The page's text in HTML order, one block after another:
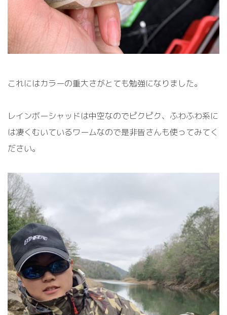
これにはカラーの重大さがとても勉強になりました。
レインボーシャッドは中空なのでピクピク、ふわふわ系に
は凄くむいているワームなので是非皆さんも使ってみてく
ださい。